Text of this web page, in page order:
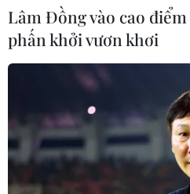
Lâm Đồng vào cao
phấn khởi vươn khơi